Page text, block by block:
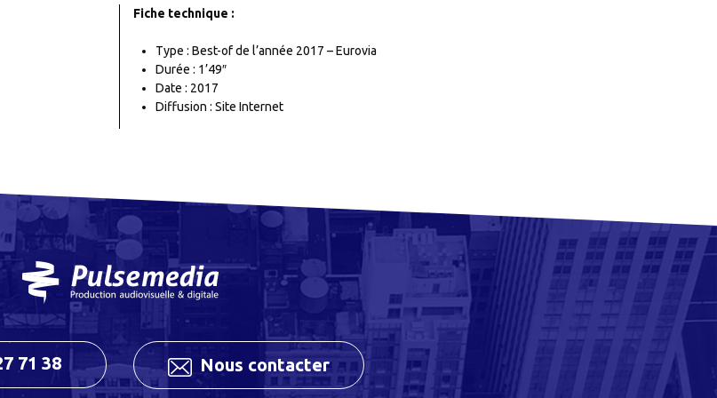
Fiche technique :
Type : Best-of de l’année 2017 – Eurovia
Durée : 1’49″
Date : 2017
Diffusion : Site Internet
71 38 Nous contacter